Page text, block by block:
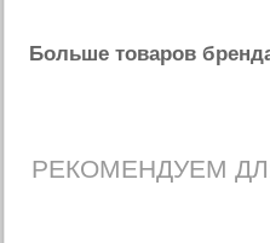
Больше товаров
РЕКОМЕНДУЕМ